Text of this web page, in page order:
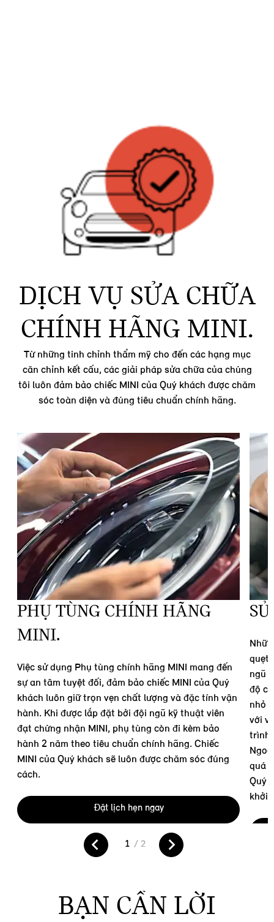
DỊCH VỤ SỬA CHỮA
CHÍNH HÃNG MINI.
Từ những tinh chỉnh thẩm mỹ cho đến các hạng mục
căn chỉnh kết cấu, các giải pháp sửa chữa của chúng
tôi luôn đảm bảo chiếc MINI của Quý khách được chăm
sóc toàn diện và đúng tiêu chuẩn chính hãng.
PHỤ TÙNG CHÍNH HÃNG
MINI.
Việc sử dụng Phụ tùng chính hãng MINI mang đến
sự an tâm tuyệt đối, đảm bảo chiếc MINI của Quý
khách luôn giữ trọn vẹn chất lượng và đặc tính vận
hành. Khi được lắp đặt bởi đội ngũ kỹ thuật viên
đạt chứng nhận MINI, phụ tùng còn đi kèm bảo
hành 2 năm theo tiêu chuẩn chính hãng. Chiếc
MINI của Quý khách sẽ luôn được chăm sóc đúng
cách.
Đặt lịch hẹn ngay
quẹt
ngũ
độ
nhỏ
với
trình
quá
Quý
khởi.
BẠN CẦN LỜI